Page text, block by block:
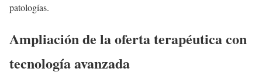
patologías.
Ampliación de la oferta terapéutica con
tecnología avanzada